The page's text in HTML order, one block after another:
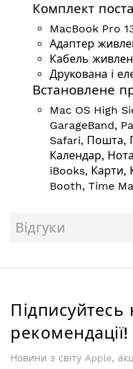
Комплект
MacBook Pro
Адаптер
Кабель
Друкована і
Встановлене
Mac OS High
GarageBand,
Safari, Пошта,
Календар,
iBooks, Карти,
Booth, Time
Відгуки
рекомендації!
Новини з світу Apple,